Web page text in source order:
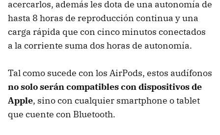
acercarlos, además les dota de una autonomía de
hasta 8 horas de reproducción continua y una
carga rápida que con cinco minutos conectados
a la corriente suma dos horas de autonomía.
Tal como sucede con los AirPods, estos audífonos
no solo serán compatibles con dispositivos de
Apple, sino con cualquier smartphone o tablet
que cuente con Bluetooth.